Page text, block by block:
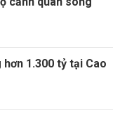
1.300 tỷ tại Cao